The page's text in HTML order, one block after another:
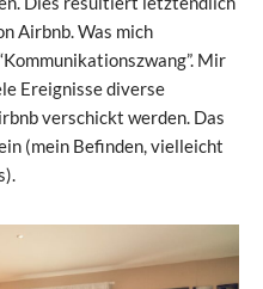
Airbnb. Was mich
Mir
Ereignisse diverse
verschickt werden. Das
(mein Befinden, vielleicht